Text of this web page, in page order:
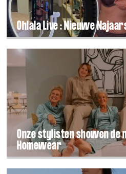
Ohlala Live : Nieuwe
Onze stylisten showen de
Homewear